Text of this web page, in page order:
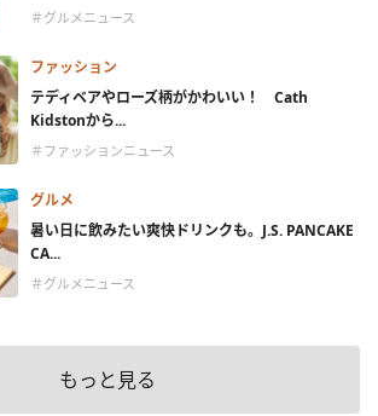
＃グルメニュース
ファッション
テディベアやローズ柄がかわいい！ Cath
Kidstonから...
＃ファッションニュース
グルメ
暑い日に飲みたい爽快ドリンクも。J.S. PANCAKE
CA...
＃グルメニュース
もっと見る